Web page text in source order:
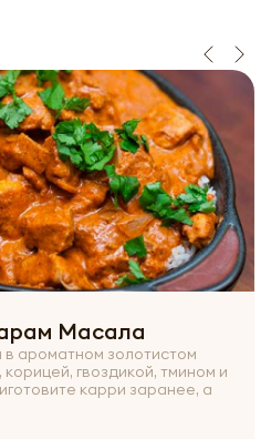
Масала
ароматном золотистом
гвоздикой, тмином и
карри заранее, а